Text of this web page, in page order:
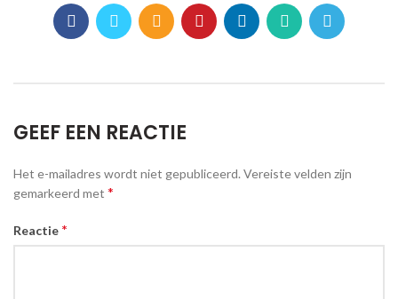
GEEF EEN REACTIE
Het e-mailadres wordt niet gepubliceerd.Vereiste velden zijn
gemarkeerd met *
Reactie *